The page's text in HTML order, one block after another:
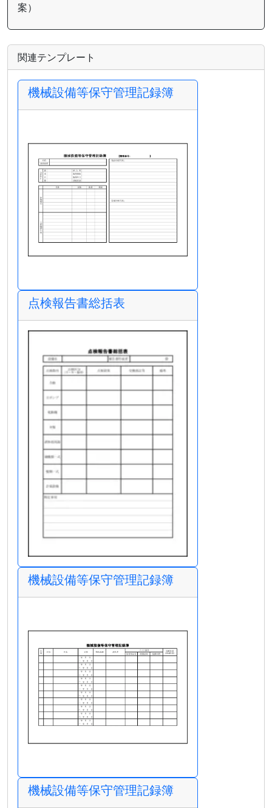
案）
関連テンプレート
機械設備等保守管理記録簿
点検報告書総括表
機械設備等保守管理記録簿
機械設備等保守管理記録簿